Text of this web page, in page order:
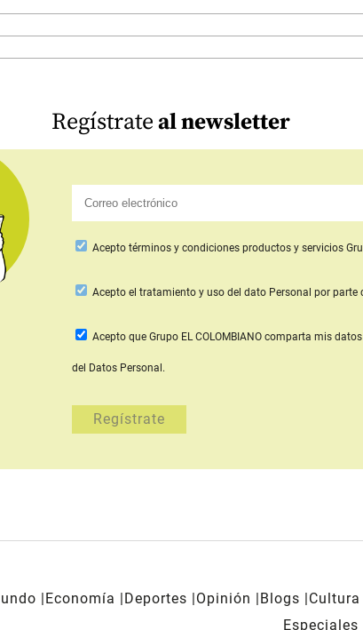
Regístrateal newsletter
Acepto términos y condiciones productos y servicios
Aceptoel tratamiento y uso del dato Personal por parte
Acepto que Grupo EL COLOMBIANO comparta mis
del Datos Personal.
Economía Deportes Opinión Blogs Cultura